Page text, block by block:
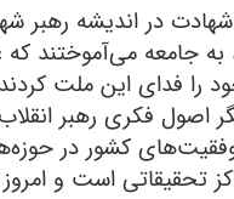
در اندیشه رهبر
جامعه می‌آموختند که
فدای این ملت کردند
اصول فکری رهبر
کشور در
تحقیقاتی است و